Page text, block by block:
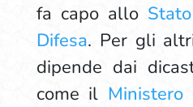
fa capo allo
Difesa. Per gli
dipende dai
come il Ministero